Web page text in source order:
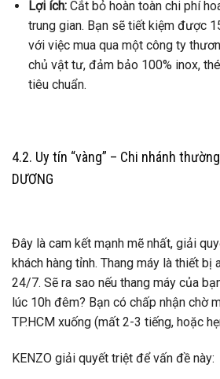
Lợi ích:Cắt bỏ hoàn toàn chi phí
trung gian. Bạn sẽ tiết kiệm được
với việc mua qua một công ty
chủ vật tư, đảm bảo 100% inox,
tiêu chuẩn.
4.2. Uy tín “vàng” – Chi nhánh
DƯƠNG
Đây là cam kết mạnh mẽ nhất, giải
khách hàng tỉnh. Thang máy là thiết bị
24/7. Sẽ ra sao nếu thang máy của
lúc 10h đêm? Bạn có chấp nhận chờ
TP.HCM xuống (mất 2-3 tiếng, hoặc
KENZO giải quyết triệt để vấn đề này: